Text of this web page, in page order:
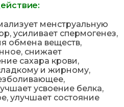
менструальную
усиливает спермогенез,
обмена веществ,
снижает
сахара крови,
и жирному,
усвоение белка,
улучшает состояние